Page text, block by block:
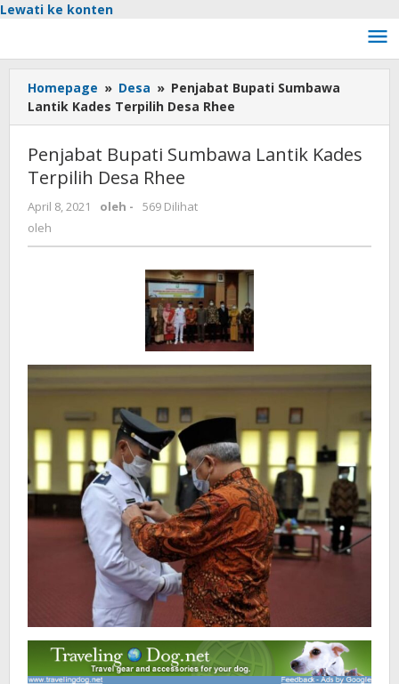
Lewati ke konten
Homepage » Desa » Penjabat Bupati Sumbawa
Lantik Kades Terpilih Desa Rhee
Penjabat Bupati Sumbawa Lantik Kades
Terpilih Desa Rhee
April 8, 2021 oleh -
569 Dilihat
oleh